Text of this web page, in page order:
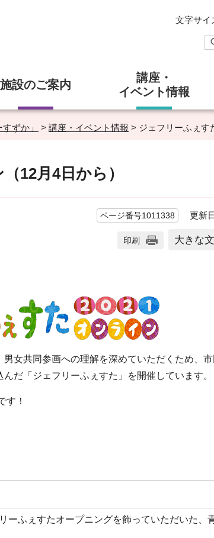
文字サイ
施設のご案内
講座・
イベント情報
ずか」 > 講座・イベント情報 > ジェフリーふぇす
12月4日から）
ページ番号1011338 更新日
印刷 大きな
女共同参画への理解を深めていただくため、
だ「ジェフリーふぇすた」を開催しています。
す！
ーふぇすたオープニングを飾っていただいた、